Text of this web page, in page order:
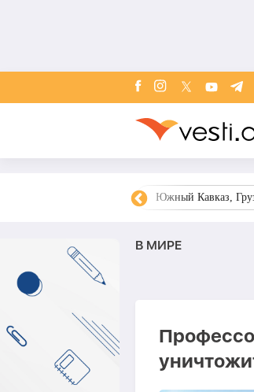
Южный Кавказ,
В МИРЕ